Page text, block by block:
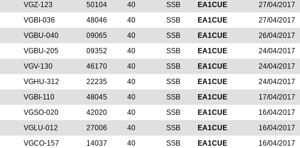
VGZ-123 50104 40 SSB EA1CUE
27/04/2017
VGBI-036 48046 40 SSB EA1CUE
27/04/2017
VGBU-040 09065 40 SSB EA1CUE
26/04/2017
VGBU-205 09352 40 SSB EA1CUE
24/04/2017
VGV-130 46170 40 SSB EA1CUE
24/04/2017
VGHU-312 22235 40 SSB EA1CUE
24/04/2017
VGBI-110 48045 40 SSB EA1CUE
17/04/2017
VGSO-020 42020 40 SSB EA1CUE
16/04/2017
VGLU-012 27006 40 SSB EA1CUE
16/04/2017
VGCO-157 14037 40 SSB EA1CUE
16/04/2017